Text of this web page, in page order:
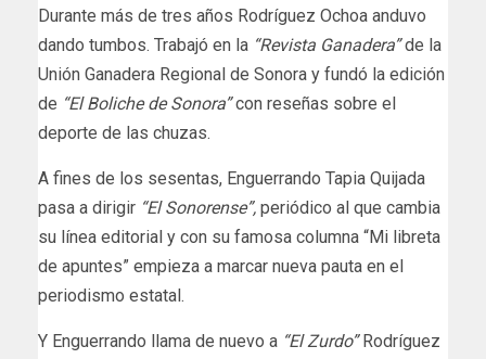
Durante más de tres años Rodríguez Ochoa anduvo
dando tumbos. Trabajó en la “Revista Ganadera”de la
Unión Ganadera Regional de Sonora y fundó la edición
de “El Boliche de Sonora”con reseñas sobre el
deporte de las chuzas.
A fines de los sesentas, Enguerrando Tapia Quijada
pasa a dirigir “El Sonorense”, periódico al que cambia
su línea editorial y con su famosa columna “Mi libreta
de apuntes” empieza a marcar nueva pauta en el
periodismo estatal.
Y Enguerrando llama de nuevo a “El Zurdo”Rodríguez